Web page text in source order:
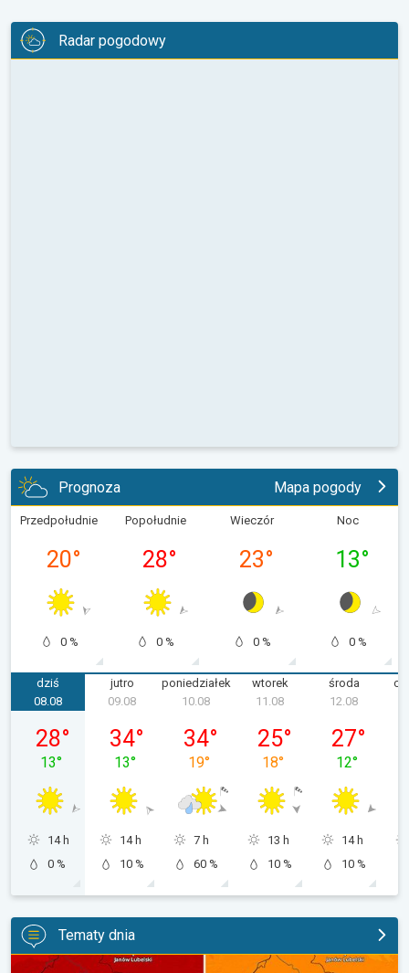
Radar pogodowy
Prognoza Mapa pogody
Przedpołudnie
20°
0 %
Popołudnie
28°
0 %
Wieczór
23°
0 %
Noc
13°
0 %
dziś
sobota, 08.08
08.08
28°
13°
14 h
0 %
jutro
09.08
34°
13°
14 h
10 %
poniedziałek
10.08
34°
19°
7 h
60 %
wtorek
11.08
25°
18°
13 h
10 %
środa
12.08
27°
12°
14 h
10 %
Tematy dnia
20 stopni różnicy z dnia na dzień. Ogromne ochłodzenie. . .